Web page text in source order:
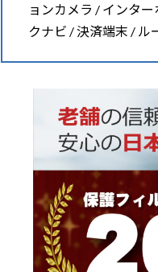
ョンカメラ / インタ
クナビ / 決済端末 / ル